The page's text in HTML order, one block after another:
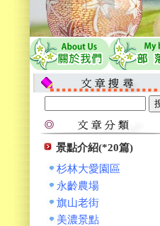
景點介紹(*20篇)
杉林大愛園區
永齡農場
旗山老街
美濃景點